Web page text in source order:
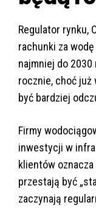
Regulator rynku,
rachunki za
najmniej do
rocznie, choć już
być bardziej
Firmy
inwestycji w
klientów oznacza
przestają być
zaczynają